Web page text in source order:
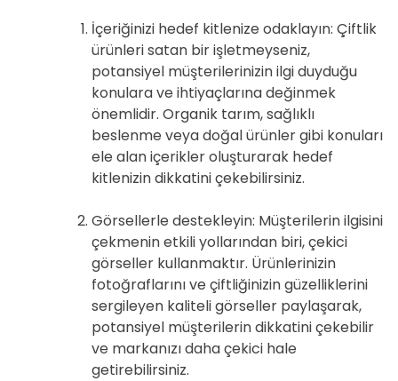
İçeriğinizi hedef kitlenize odaklayın: Çiftlik
ürünleri satan bir işletmeyseniz,
potansiyel müşterilerinizin ilgi duyduğu
konulara ve ihtiyaçlarına değinmek
önemlidir. Organik tarım, sağlıklı
beslenme veya doğal ürünler gibi konuları
ele alan içerikler oluşturarak hedef
kitlenizin dikkatini çekebilirsiniz.
Görsellerle destekleyin: Müşterilerin ilgisini
çekmenin etkili yollarından biri, çekici
görseller kullanmaktır. Ürünlerinizin
fotoğraflarını ve çiftliğinizin güzelliklerini
sergileyen kaliteli görseller paylaşarak,
potansiyel müşterilerin dikkatini çekebilir
ve markanızı daha çekici hale
getirebilirsiniz.